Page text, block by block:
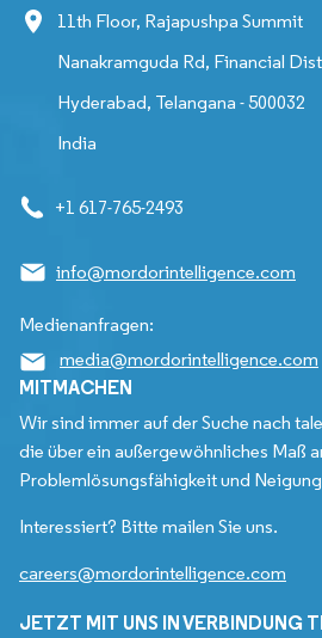
11th Floor, Rajapushpa Summit
Nanakramguda Rd, Financial
Hyderabad, Telangana - 500032
India
+1 617-765-2493
info@mordorintelligence.com
Medienanfragen:
media@mordorintelligence.com
MITMACHEN
Wir sind immer auf der Suche nach
die über ein außergewöhnliches Maß
Problemlösungsfähigkeit und
Interessiert? Bitte mailen Sie uns.
careers@mordorintelligence.com
JETZT MIT UNS IN VERBINDUNG